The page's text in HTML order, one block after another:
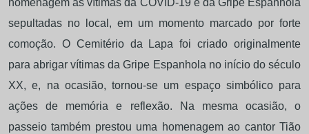
homenagem às vítimas da COVID-19 e da Gripe Espanhola
sepultadas no local, em um momento marcado por forte
comoção. O Cemitério da Lapa foi criado originalmente
para abrigar vítimas da Gripe Espanhola no início do século
XX, e, na ocasião, tornou-se um espaço simbólico para
ações de memória e reflexão. Na mesma ocasião, o
passeio também prestou uma homenagem ao cantor Tião